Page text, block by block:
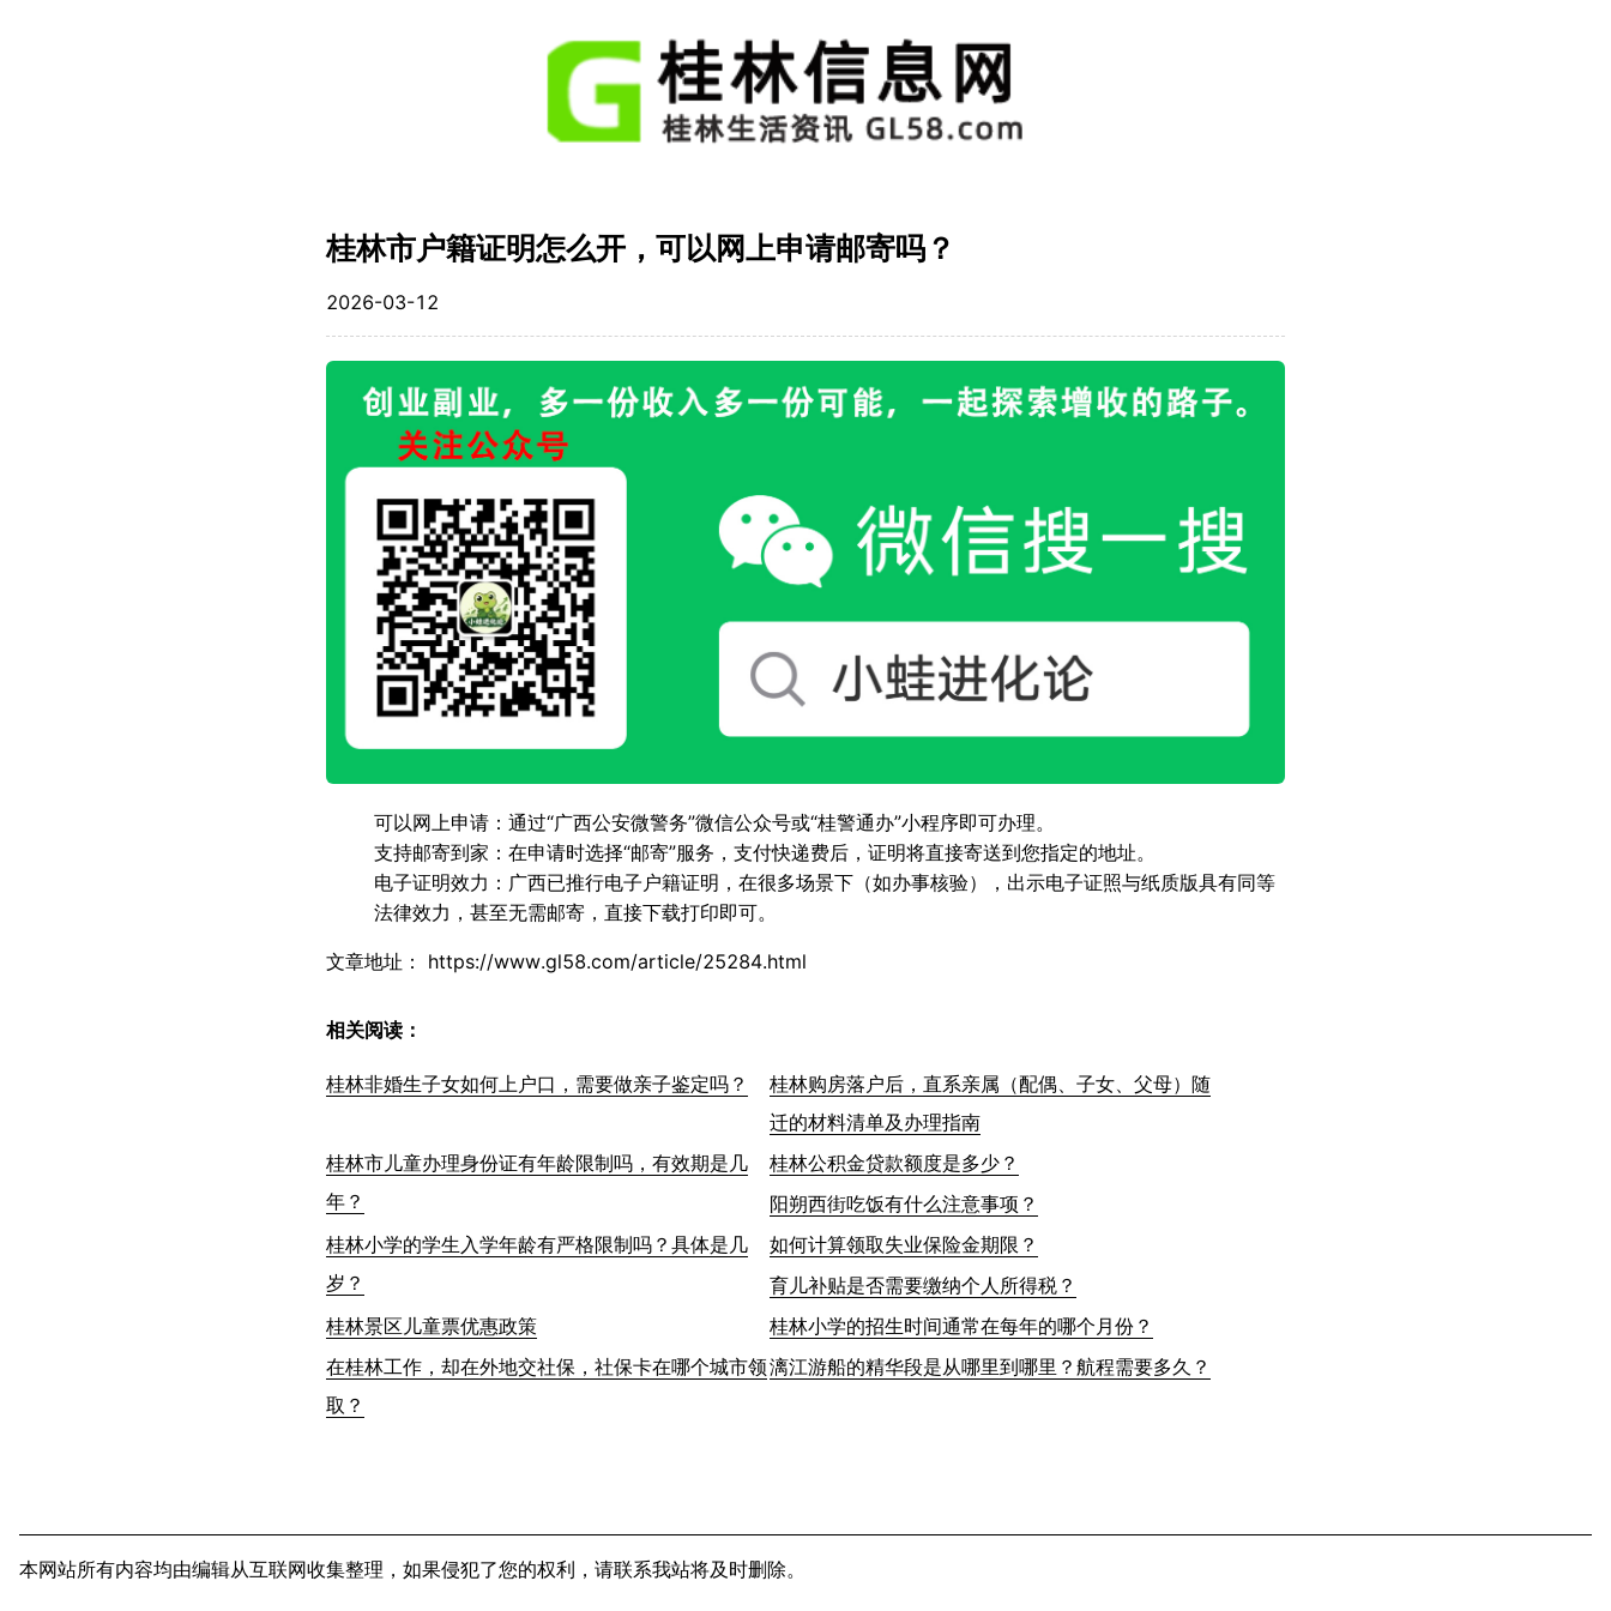
桂林市户籍证明怎么开，可以网上申请邮寄吗？
2026-03-12
可以网上申请 ：通过“广西公安微警务”微信公众号或“桂警通办”小程序即可办理。
支持邮寄到家 ：在申请时选择“邮寄”服务，支付快递费后，证明将直接寄送到您指定的地址。
电子证明效力 ：广西已推行电子户籍证明 ，在很多场景下（如办事核验），出示电子证照与纸质版具有同等
法律效力，甚至无需邮寄，直接下载打印即可。
文章地址： https://www.gl58.com/article/25284.html
相关阅读：
桂林非婚生子女如何上户口，需要做亲子鉴定吗？
桂林购房落户后，直系亲属（配偶、子女、父母）随
迁的材料清单及办理指南
桂林市儿童办理身份证有年龄限制吗，有效期是几
年？
桂林公积金贷款额度是多少？
阳朔西街吃饭有什么注意事项？
桂林小学的学生入学年龄有严格限制吗？具体是几
岁？
如何计算领取失业保险金期限？
育儿补贴是否需要缴纳个人所得税？
桂林景区儿童票优惠政策
桂林小学的招生时间通常在每年的哪个月份？
在桂林工作，却在外地交社保，社保卡在哪个城市领
取？
漓江游船的精华段是从哪里到哪里？航程需要多久？
本网站所有内容均由编辑从互联网收集整理，如果侵犯了您的权利，请联系我站将及时删除。